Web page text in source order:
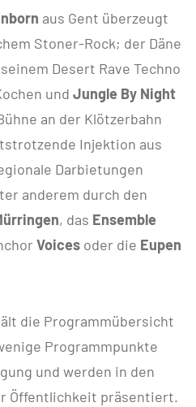
aus Gent überzeugt
Stoner-Rock; der Däne
Desert Rave Techno
und Jungle By Night
an der Klötzerbahn
Injektion aus
Darbietungen
anderem durch den
, das Ensemble
Voices oder die Eupen
die Programmübersicht
Programmpunkte
und werden in den
Öffentlichkeit präsentiert.